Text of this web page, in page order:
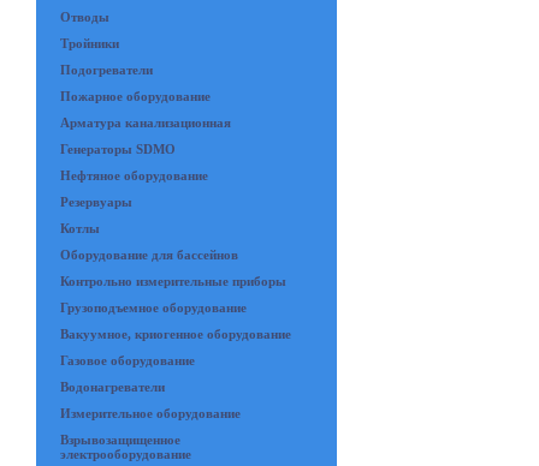
Отводы
Тройники
Подогреватели
Пожарное оборудование
Арматура канализационная
Генераторы SDMO
Нефтяное оборудование
Резервуары
Котлы
Оборудование для бассейнов
Контрольно измерительные приборы
Грузоподъемное оборудование
Вакуумное, криогенное оборудование
Газовое оборудование
Водонагреватели
Измерительное оборудование
Взрывозащищенное
электрооборудование